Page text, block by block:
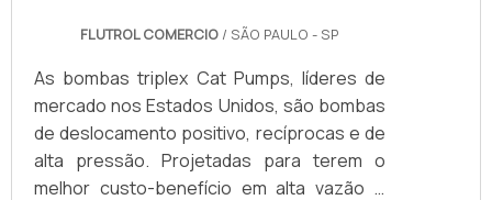
FLUTROL COMERCIO / SÃO PAULO - SP
As bombas triplex Cat Pumps, líderes de
mercado nos Estados Unidos, são bombas
de deslocamento positivo, recíprocas e de
alta pressão. Projetadas para terem o
melhor custo-benefício em alta vazão e